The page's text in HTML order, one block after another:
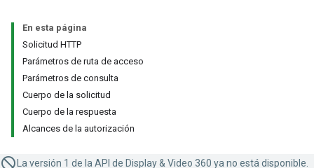
En esta página
Solicitud HTTP
Parámetros de ruta de acceso
Parámetros de consulta
Cuerpo de la solicitud
Cuerpo de la respuesta
Alcances de la autorización
La versión 1 de la API de Display & Video 360 ya no está disponible.